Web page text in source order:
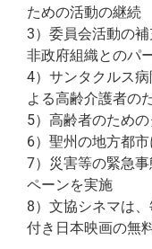
ための活動の継続
3）委員会活動の補
非政府組織とのパ
4）サンタクルス
よる高齢介護者の
5）高齢者のため
6）聖州の地方都
7）災害等の緊急
ペーンを実施
8）文協シネマは
付き日本映画の無